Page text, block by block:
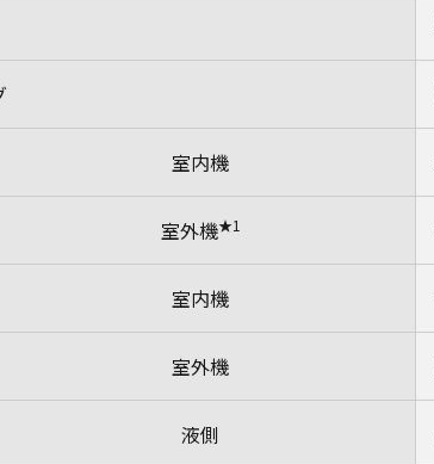
室内機
室外機★1
室内機
室外機
液側